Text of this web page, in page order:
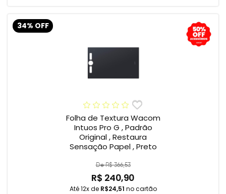
34% OFF
Folha de Textura Wacom
Intuos Pro G , Padrão
Original , Restaura
Sensação Papel , Preto
De R$ 366,53
R$ 240,90
Até 12x de R$24,51 no cartão